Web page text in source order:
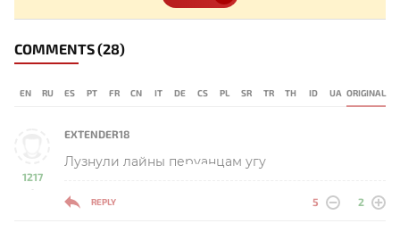
COMMENTS(28)
EN RU ES PT FR CN IT DE CS PL SR TR TH ID UA ORIGINAL
1217
-
EXTENDER18
Лузнули лайны перуанцам угу
REPLY 5 2